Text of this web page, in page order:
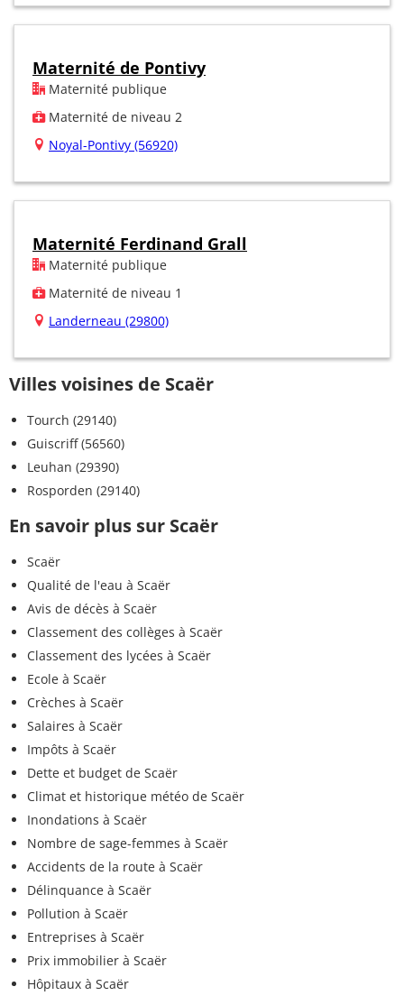
Maternité de Pontivy
Maternité publique
Maternité de niveau 2
Noyal-Pontivy (56920)
Maternité Ferdinand Grall
Maternité publique
Maternité de niveau 1
Landerneau (29800)
Villes voisines de Scaër
Tourch (29140)
Guiscriff (56560)
Leuhan (29390)
Rosporden (29140)
En savoir plus sur Scaër
Scaër
Qualité de l'eau à Scaër
Avis de décès à Scaër
Classement des collèges à Scaër
Classement des lycées à Scaër
Ecole à Scaër
Crèches à Scaër
Salaires à Scaër
Impôts à Scaër
Dette et budget de Scaër
Climat et historique météo de Scaër
Inondations à Scaër
Nombre de sage-femmes à Scaër
Accidents de la route à Scaër
Délinquance à Scaër
Pollution à Scaër
Entreprises à Scaër
Prix immobilier à Scaër
Hôpitaux à Scaër